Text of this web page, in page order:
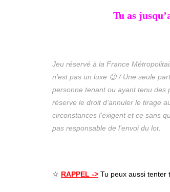
Tu as
Jeu réservé à la France
n’est pas un luxe 😉 / Une seule
personne tenant ou ayant tenu des
réserve le droit d’annuler le tirage
circonstances l’exigent et ce sans
pas responsable de l’envoi du lot.
☆ RAPPEL -> Tu peux aussi tenter